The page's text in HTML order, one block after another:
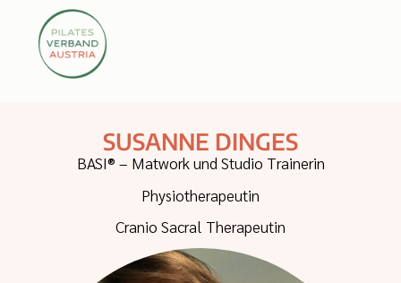
SUSANNE DINGES
BASI® – Matwork und Studio Trainerin
Physiotherapeutin
Cranio Sacral Therapeutin